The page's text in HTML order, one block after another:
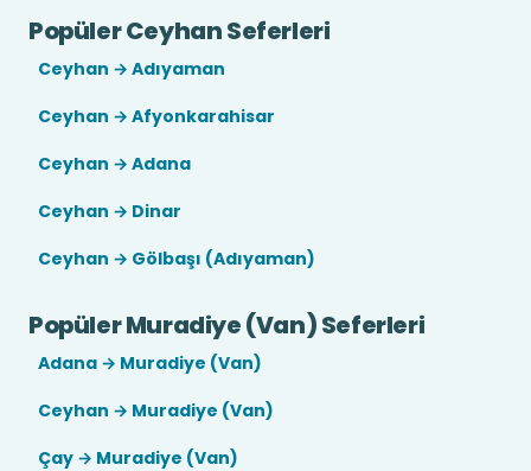
Popüler Ceyhan Seferleri
Ceyhan → Adıyaman
Ceyhan → Afyonkarahisar
Ceyhan → Adana
Ceyhan → Dinar
Ceyhan → Gölbaşı (Adıyaman)
Popüler Muradiye (Van) Seferleri
Adana → Muradiye (Van)
Ceyhan → Muradiye (Van)
Çay → Muradiye (Van)